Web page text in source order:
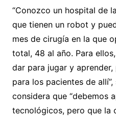
“Conozco un hospital de
que tienen un robot y
mes de cirugía en la que
total, 48 al año. Para
dar para jugar y
para los pacientes de
considera que “debemos
tecnológicos, pero que la